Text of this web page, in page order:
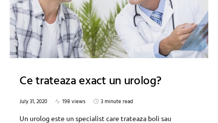
Ce trateaza exact un urolog?
July 31, 2020 198 views
3 minute read
Un urolog este un specialist care trateaza boli sau